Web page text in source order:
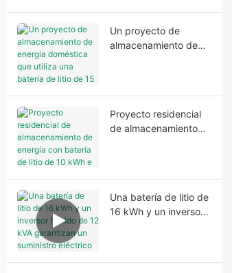
Un proyecto de
almacenamiento de
para proporcionar
energía de respaldo
Proyecto residencial
de almacenamiento
Una batería de litio de
16 kWh y un inversor